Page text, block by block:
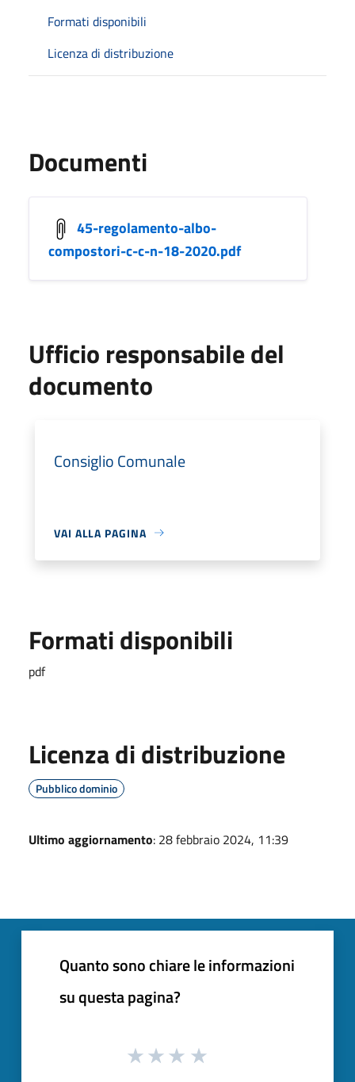
Formati disponibili
Licenza di distribuzione
Documenti
45-regolamento-albo-
compostori-c-c-n-18-2020.pdf
Ufficio responsabile del
documento
Consiglio Comunale
VAI ALLA PAGINA
Formati disponibili
pdf
Licenza di distribuzione
Pubblico dominio
Ultimo aggiornamento: 28 febbraio 2024, 11:39
Quanto sono chiare le informazioni
su questa pagina?